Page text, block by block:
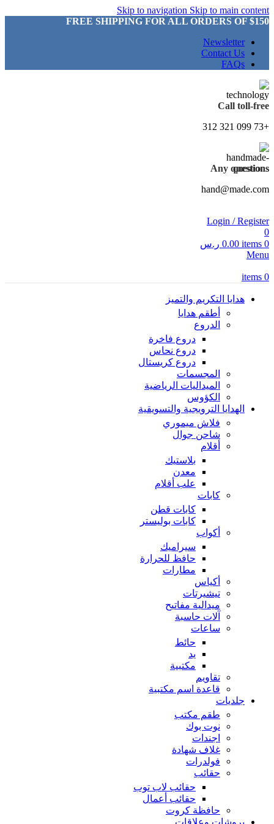
Skip to navigation Skip to main content
FREE SHIPPING FOR ALL ORDERS OF $150
Newsletter
Contact Us
FAQs
Call toll-free
+73 099 321 312
Any questions
hand@made.com
Login / Register
0
0
items
0.00 ر.س
Menu
0
items
هدايا التكريم والتميز
أطقم هدايا
الدروع
دروع فاخرة
دروع نحاس
دروع كريستال
المجسمات
الميداليات الرياضية
الكؤوس
الهدايا الترويجية والتسويقية
فلاش ميموري
شاحن جوال
أقلام
بلاستيك
معدن
علب أقلام
كابات
كابات قطن
كابات بوليستر
أكواب
سيراميك
حافظ للحرارة
مطارات
أكياس
تيشيرتات
ميدالية مفاتيح
آلات حاسبة
ساعات
حائط
يد
مكتبية
تقاويم
قاعدة اسم مكتبية
جلديات
طقم مكتب
نوت بوك
اجندات
غلاف شهادة
فولدرات
حقائب
حقائب لاب توب
حقائب أعمال
حافظة كروت
بروشات وعلاقات